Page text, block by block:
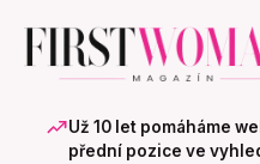
Už 10 let pomáháme
přední pozice ve